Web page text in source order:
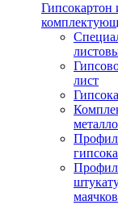
Гипсокартон
лист